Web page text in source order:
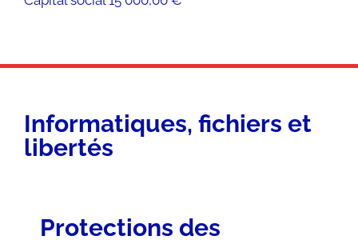
Informatiques, fichiers et
libertés
Protections des